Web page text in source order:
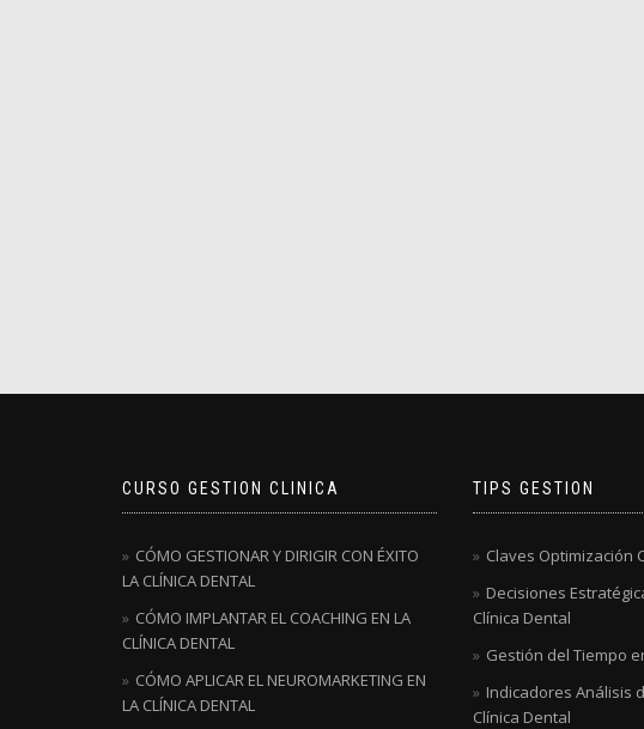
CURSO GESTION CLINICA
CÓMO GESTIONAR Y DIRIGIR CON ÉXITO
LA CLÍNICA DENTAL
CÓMO IMPLANTAR EL COACHING EN LA
CLÍNICA DENTAL
CÓMO APLICAR EL NEUROMARKETING EN
LA CLÍNICA DENTAL
TIPS GESTION
Claves Optimización
Decisiones
Clínica Dental
Gestión del Tiempo
Indicadores Análisis
Clínica Dental